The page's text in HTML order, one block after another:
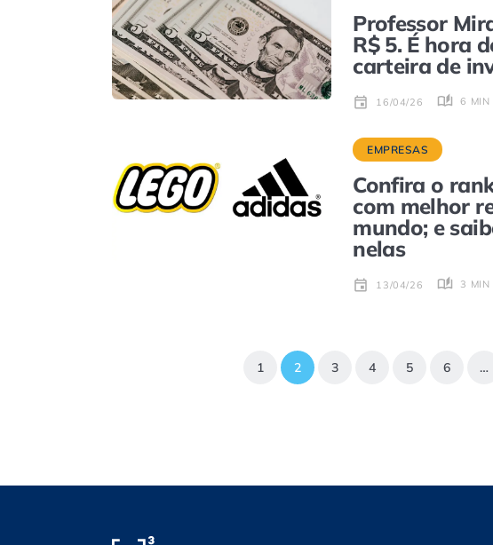
Professor
R$ 5. É hora
carteira de
16/04/26 6 MIN
EMPRESAS
Confira o
com melhor
mundo; e
nelas
13/04/26 3 MIN
1 2 3 4 5 6 …